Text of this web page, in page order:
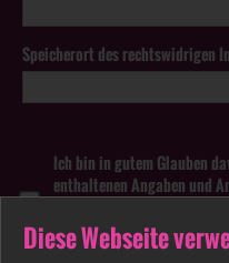
Diese Webseite
Speicherort des rechtswidrigen
Ich bin in gutem Glauben
enthaltenen Angaben und
rechtswidrigen Inhalten